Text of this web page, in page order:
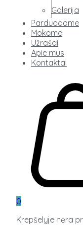
Galerija
Parduodame
Mokome
Užrašai
Apie mus
Kontaktai
0
Krepšelyje nėra